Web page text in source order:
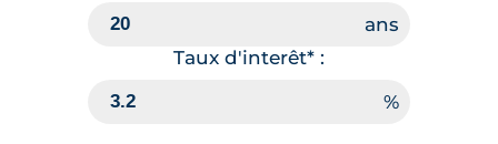
Taux d'interêt* :